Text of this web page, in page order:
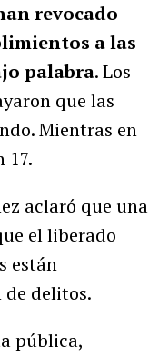
revocado
a las
palabra. Los
que las
Mientras en
17.
aclaró que una
el liberado
están
delitos.
pública,